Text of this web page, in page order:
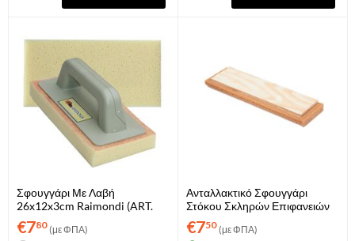
Σφουγγάρι Με Λαβή
26x12x3cm Raimondi (ART.
395U/G)
€780 (με ΦΠΑ)
Ανταλλακτικό Σφουγγάρι
Στόκου Σκληρών Επιφανειών
Για Κοντάρι Raimondi (ART.
355RIC)
€750 (με ΦΠΑ)